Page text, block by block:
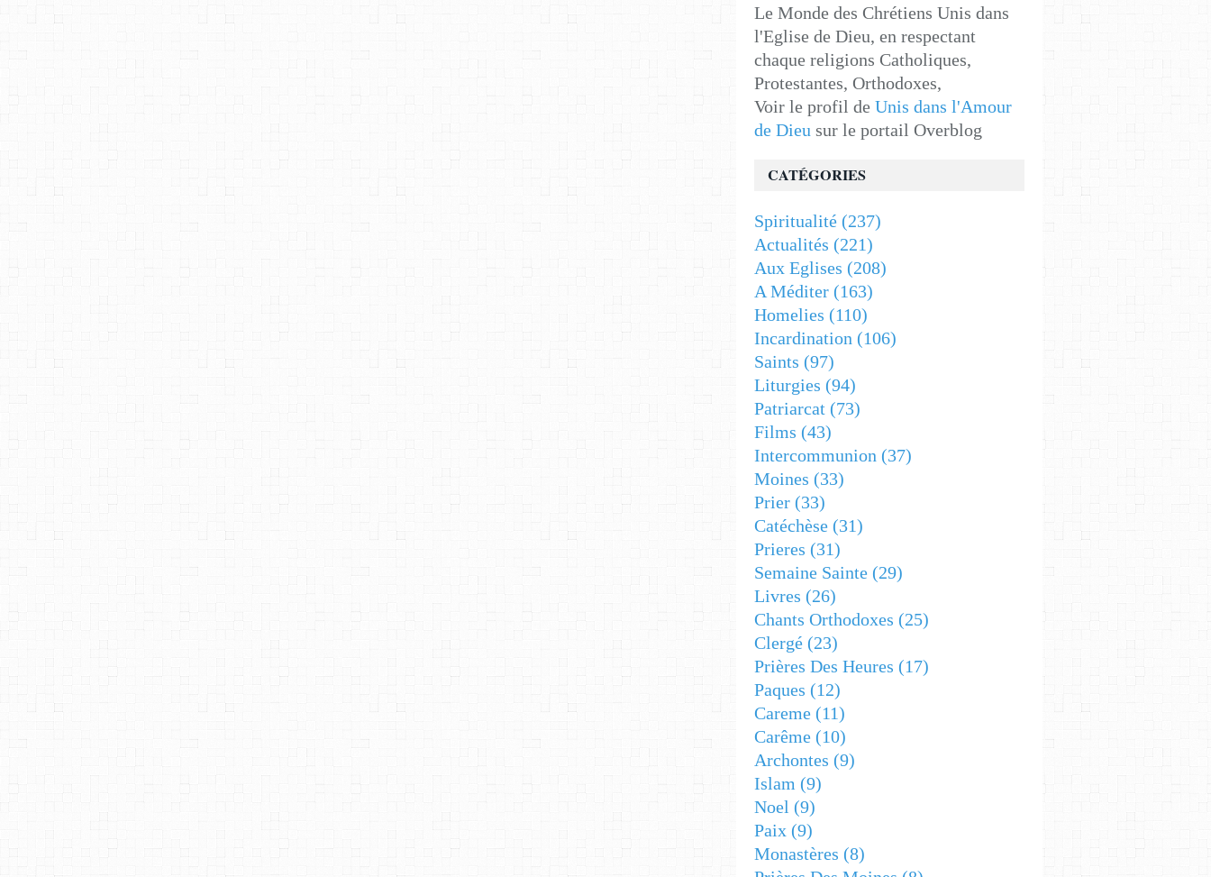
Le Monde des Chrétiens Unis dans
l'Eglise de Dieu, en respectant
chaque religions Catholiques,
Protestantes, Orthodoxes,
Voir le profil de Unis dans l'Amour
de Dieu sur le portail Overblog
CATÉGORIES
Spiritualité (237)
Actualités (221)
Aux Eglises (208)
A Méditer (163)
Homelies (110)
Incardination (106)
Saints (97)
Liturgies (94)
Patriarcat (73)
Films (43)
Intercommunion (37)
Moines (33)
Prier (33)
Catéchèse (31)
Prieres (31)
Semaine Sainte (29)
Livres (26)
Chants Orthodoxes (25)
Clergé (23)
Prières Des Heures (17)
Paques (12)
Careme (11)
Carême (10)
Archontes (9)
Islam (9)
Noel (9)
Paix (9)
Monastères (8)